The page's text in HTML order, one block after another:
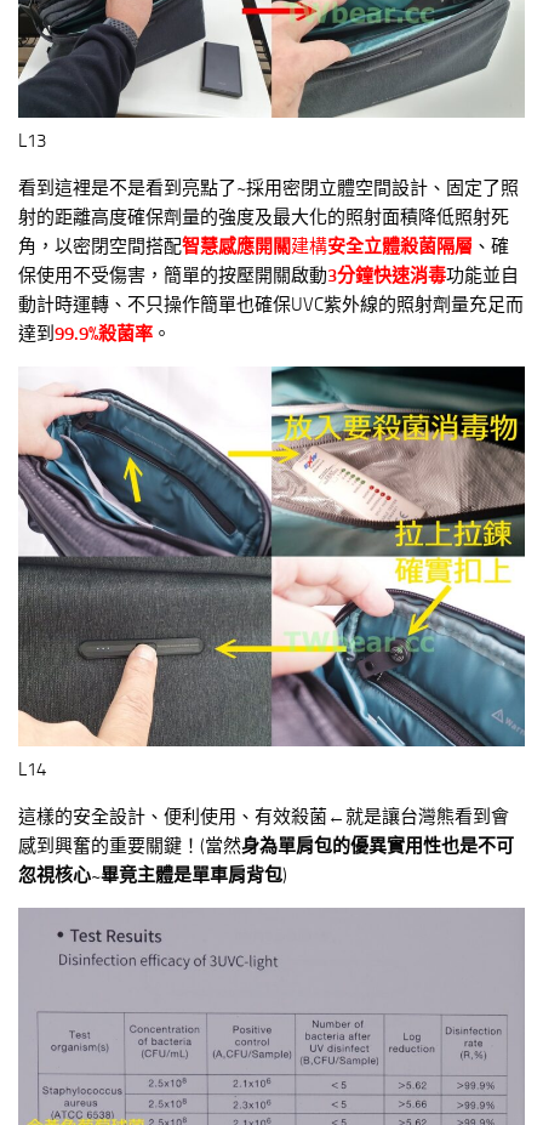
L13
看到這裡是不是看到亮點了~採用密閉立體空間設計、固定了照
射的距離高度確保劑量的強度及最大化的照射面積降低照射死
角，以密閉空間搭配智慧感應開關建構安全立體殺菌隔層 、確
保使用不受傷害，簡單的按壓開關啟動3分鐘快速消毒功能並自
動計時運轉、不只操作簡單也確保UVC紫外線的照射劑量充足而
達到 99.9%殺菌率 。
L14
這樣的安全設計、便利使用、有效殺菌←就是讓台灣熊看到會
感到興奮的重要關鍵！(當然身為單肩包的優異實用性也是不可
忽視核心~畢竟主體是單車肩背包)